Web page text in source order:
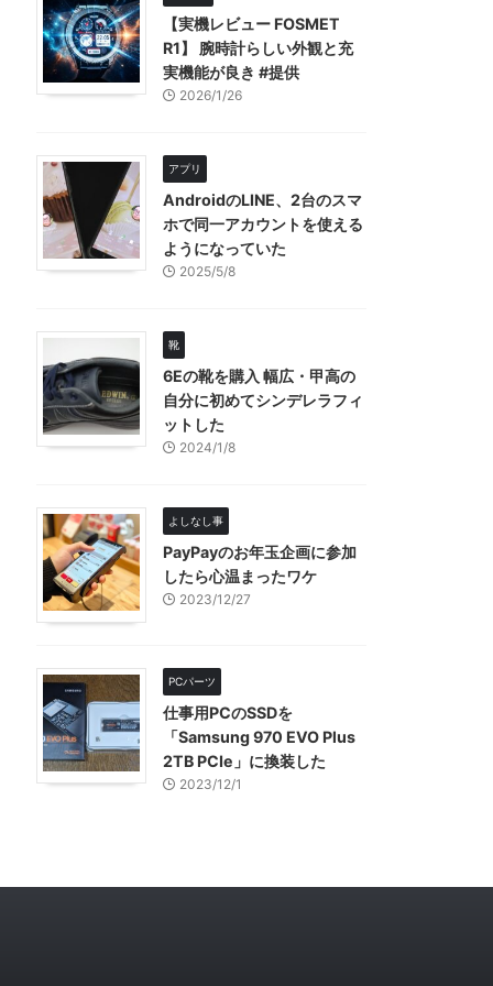
【実機レビュー FOSMET
R1】 腕時計らしい外観と充
実機能が良き #提供
2026/1/26
アプリ
AndroidのLINE、2台のスマ
ホで同一アカウントを使える
ようになっていた
2025/5/8
靴
6Eの靴を購入 幅広・甲高の
自分に初めてシンデレラフィ
ットした
2024/1/8
よしなし事
PayPayのお年玉企画に参加
したら心温まったワケ
2023/12/27
PCパーツ
仕事用PCのSSDを
「Samsung 970 EVO Plus
2TB PCIe」に換装した
2023/12/1